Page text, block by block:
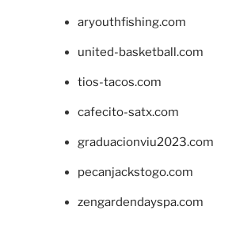
aryouthfishing.com
united-basketball.com
tios-tacos.com
cafecito-satx.com
graduacionviu2023.com
pecanjackstogo.com
zengardendayspa.com